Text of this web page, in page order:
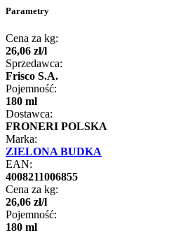
Parametry
Cena za kg:
26,06 zł/l
Sprzedawca:
Frisco S.A.
Pojemność:
180 ml
Dostawca:
FRONERI POLSKA
Marka:
ZIELONA BUDKA
EAN:
4008211006855
Cena za kg:
26,06 zł/l
Pojemność:
180 ml